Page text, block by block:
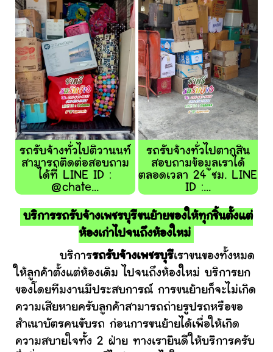
รถรับจ้างทั่วไปติวานนท์
สามารถติดต่อสอบถาม
ได้ที่ LINE ID :
@chate...
รถรับจ้างทั่วไปตากสิน
สอบถามข้อมูลเราได้
ตลอดเวลา 24 ชม. LINE
ID :...
บริการรถรับจ้างเพชรบุรีขนย้ายของให้ทุกชิ้นตั้งแต่
ห้องเก่าไปจนถึงห้องใหม่
บริการรถรับจ้างเพชรบุรีเราขนของทั้งหมด
ให้ลูกค้าตั้งแต่ห้องเดิม ไปจนถึงห้องใหม่ บริการยก
ของโดยทีมงานมีประสบการณ์ การขนย้ายก็จะไม่เกิด
ความเสียหายครับลูกค้าสามารถถ่ายรูปรถหรือขอ
สำเนาบัตรคนขับรถ ก่อนการขนย้ายได้เพื่อให้เกิด
ความสบายใจทั้ง 2 ฝ่าย ทางเรายินดีให้บริการครับ